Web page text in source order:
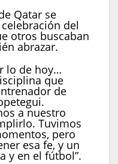
Qatar se
del
otros buscaban
abrazar.
lo de hoy…
que
de
a nuestro
Tuvimos
pero
esa fe, y un
y en el fútbol”.